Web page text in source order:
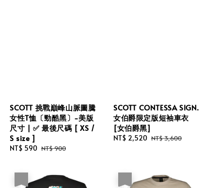
SCOTT 挑戰巔峰山脈圖騰
女性T恤〔勁酷黑〕-美版
尺寸 | ✅ 最後尺碼 [ XS /
S size ]
Sale
NT$ 590 Regular
NT$ 900
SCOTT CONTESSA SIGN.
女伯爵限定版短袖車衣
[女伯爵黑]
Sale
NT$ 2,520 Regular
NT$ 3,600